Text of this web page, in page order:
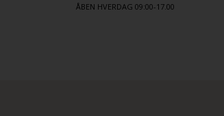
ÅBEN HVERDAG 09:00-17.00